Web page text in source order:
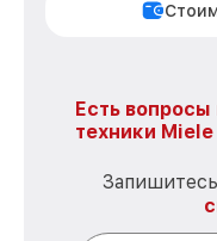
Есть
техники Miele